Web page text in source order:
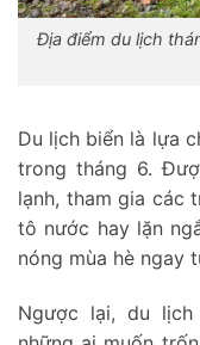
Địa điểm du lịch
Du lịch biển là lựa
trong tháng 6.
lạnh, tham gia các
tô nước hay lặn
nóng mùa hè ngay
Ngược lại, du